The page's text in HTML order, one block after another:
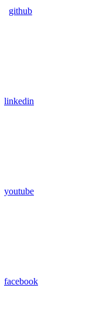
github
linkedin
youtube
facebook